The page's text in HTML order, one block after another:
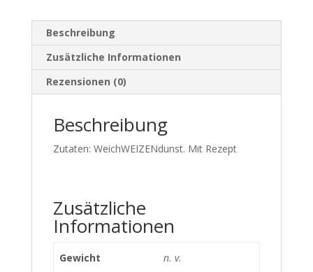
Beschreibung
Zusätzliche Informationen
Rezensionen (0)
Beschreibung
Zutaten: WeichWEIZENdunst. Mit Rezept
Zusätzliche
Informationen
Gewicht n. v.